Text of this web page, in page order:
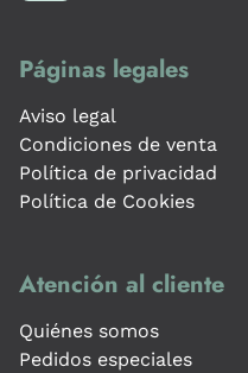
Páginas legales
Aviso legal
Condiciones de venta
Política de privacidad
Política de Cookies
Atención al cliente
Quiénes somos
Pedidos especiales